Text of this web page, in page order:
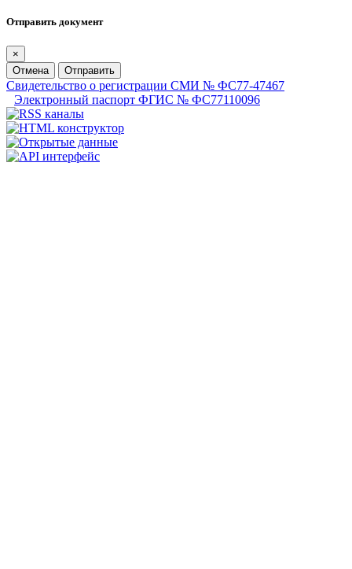
Отправить документ
×
Отмена
Отправить
Свидетельство о регистрации СМИ № ФС77-47467
Электронный паспорт ФГИС № ФС77110096